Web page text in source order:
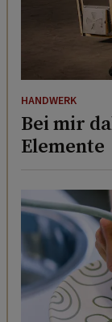
HANDWERK
Bei mir
Elemente